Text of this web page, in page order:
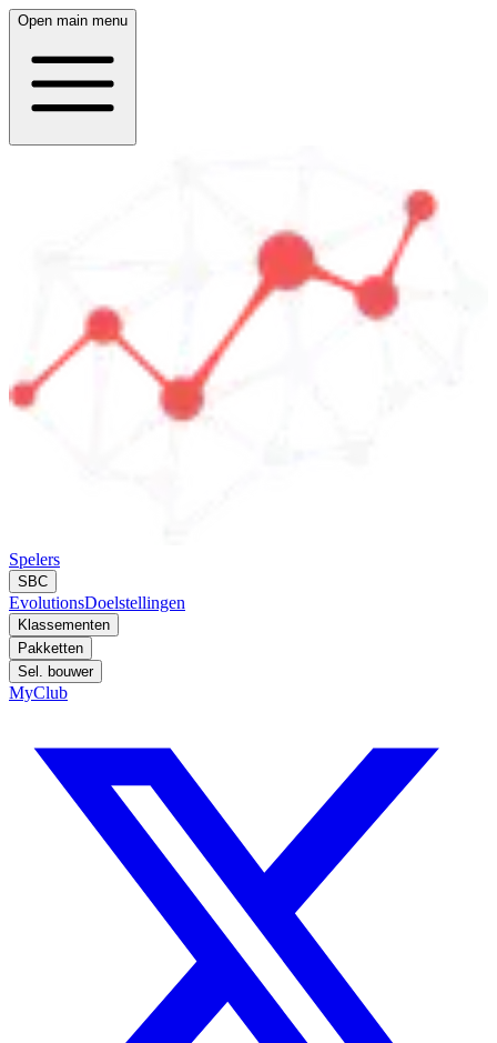
Open main menu
Spelers
SBC
EvolutionsDoelstellingen
Klassementen
Pakketten
Sel. bouwer
MyClub